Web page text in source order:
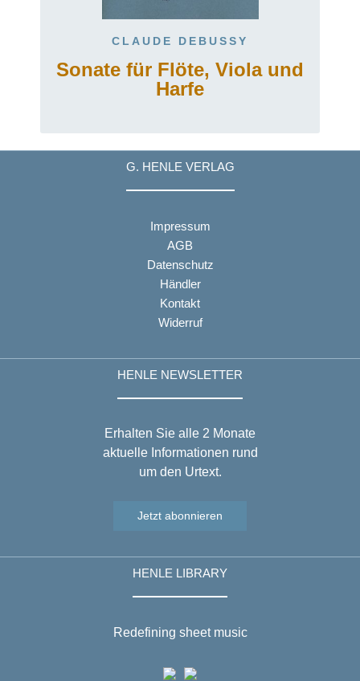
CLAUDE DEBUSSY
Sonate für Flöte, Viola und
Harfe
G. HENLE VERLAG
Impressum
AGB
Datenschutz
Händler
Kontakt
Widerruf
HENLE NEWSLETTER
Erhalten Sie alle 2 Monate
aktuelle Informationen rund
um den Urtext.
Jetzt abonnieren
HENLE LIBRARY
Redefining sheet music